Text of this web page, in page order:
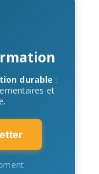
durable :
et